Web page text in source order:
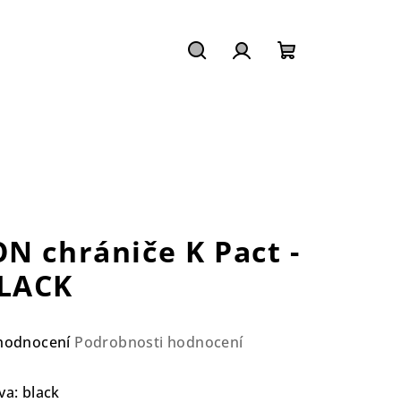
chrániče K Pact -
Podrobnosti hodnocení
black